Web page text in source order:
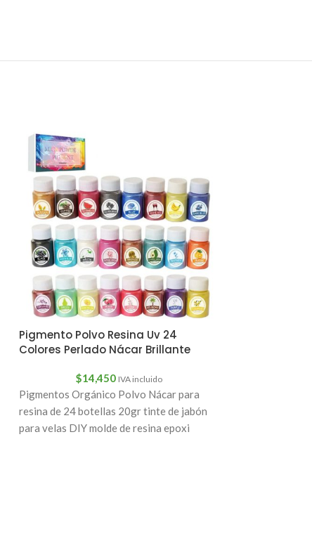
Pigmento Polvo Resina Uv 24
Colores Perlado Nácar Brillante
$14,450 IVA incluido
Pigmentos Orgánico Polvo Nácar para
resina de 24 botellas 20gr tinte de jabón
para velas DIY molde de resina epoxi